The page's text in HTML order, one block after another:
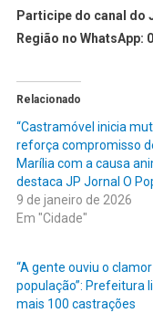
Participe do canal do
Região no WhatsApp:
Relacionado
“Castramóvel inicia
reforça compromisso
Marília com a causa
destaca JP Jornal O
9 de janeiro de 2026
Em "Cidade"
“A gente ouviu o
população”: Prefeitura
mais 100 castrações